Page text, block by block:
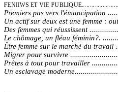
FENIIWS ET VIE
Premiers pas vers
Un actif sur deux est une femme :
Des femmes qui
Le chômage, un fléau féminin?.
Être femme sur le marché du
Migrer pour survivre
Prêtes à tout pour travailler
Un esclavage